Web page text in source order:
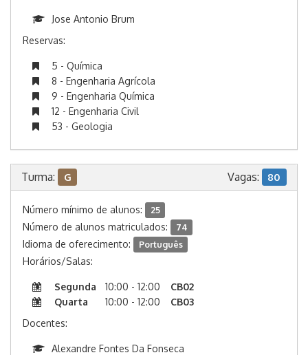
Jose Antonio Brum
Reservas:
5 - Química
8 - Engenharia Agrícola
9 - Engenharia Química
12 - Engenharia Civil
53 - Geologia
Turma: G Vagas: 80
Número mínimo de alunos: 25
Número de alunos matriculados: 74
Idioma de oferecimento: Português
Horários/Salas:
Segunda 10:00 - 12:00
CB02
Quarta
10:00 - 12:00
CB03
Docentes:
Alexandre Fontes Da Fonseca